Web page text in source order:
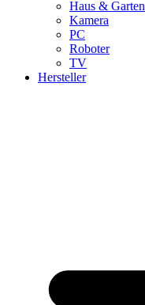
Haus & Garten
Kamera
PC
Roboter
TV
Hersteller